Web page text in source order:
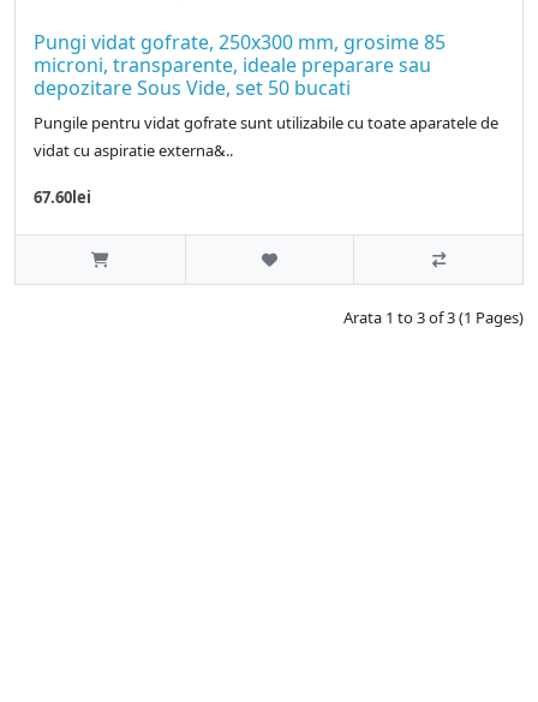
Pungi vidat gofrate, 250x300 mm, grosime 85
microni, transparente, ideale preparare sau
depozitare Sous Vide, set 50 bucati
Pungile pentru vidat gofrate sunt utilizabile cu toate aparatele de
vidat cu aspiratie externa&..
67.60lei
Arata 1 to 3 of 3 (1 Pages)